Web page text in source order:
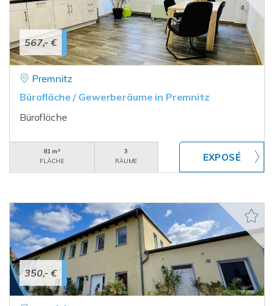
567,- €
Premnitz
Bürofläche / Gewerberäume in Premnitz
Bürofläche
81 m²
FLÄCHE
3
RÄUME
350,- €